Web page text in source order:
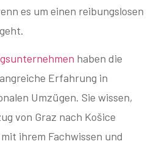
es um einen reibungslosen
haben die
Erfahrung in
Umzügen. Sie wissen,
von Graz nach Košice
ihrem Fachwissen und